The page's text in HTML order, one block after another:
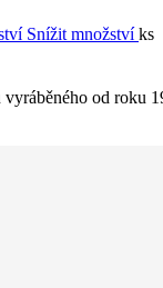
Snížit množstvíks
od roku